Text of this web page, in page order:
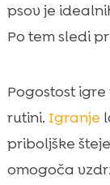
psov je
Po tem sledi
Pogostost
rutini. Igranje
priboljške
omogoča